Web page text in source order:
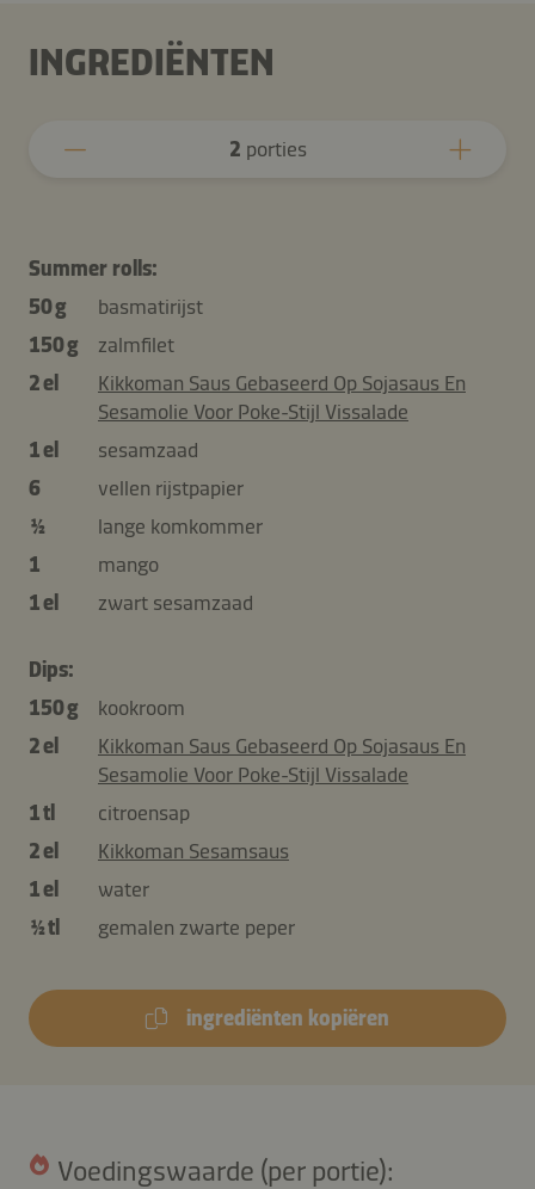
INGREDIËNTEN
2 porties
Summer rolls:
50 g
basmatirijst
150 g
zalmfilet
2 el
Kikkoman Saus Gebaseerd Op Sojasaus En
Sesamolie Voor Poke-Stijl Vissalade
1 el
sesamzaad
6
vellen rijstpapier
½
lange komkommer
1
mango
1 el
zwart sesamzaad
Dips:
150 g
kookroom
2 el
Kikkoman Saus Gebaseerd Op Sojasaus En
Sesamolie Voor Poke-Stijl Vissalade
1 tl
citroensap
2 el
Kikkoman Sesamsaus
1 el
water
½ tl
gemalen zwarte peper
ingrediënten kopiëren
Voedingswaarde (per portie):